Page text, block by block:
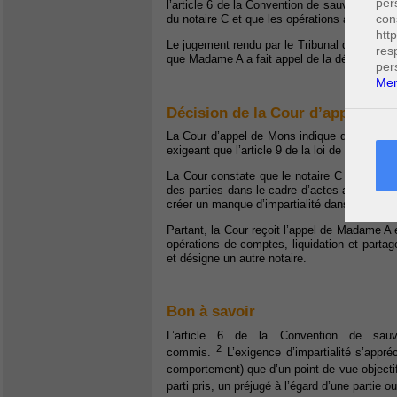
l’article 6 de la Convention de sauvegarde
du notaire C et que les opérations
Le jugement rendu par le Tribunal de
que Madame A a fait appel de la décision.
Décision de la Cour d’appel de
La Cour d’appel de Mons indique que
exigeant que l’article 9 de la loi de Ventôse
La Cour constate que le notaire C ne
des parties dans le cadre d’actes autres
créer un manque d’impartialité dans le chef
Partant, la Cour reçoit l’appel de Madame
opérations de comptes, liquidation et
et désigne un autre notaire.
Bon à savoir
L’article 6 de la Convention de
commis.
2L’exigence d’impartialité
comportement) que d’un point de vue
parti pris, un préjugé à l’égard d’une partie